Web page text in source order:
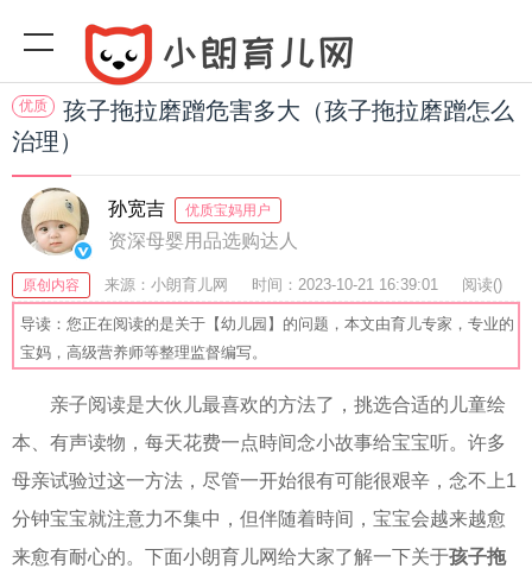
优质
孩子拖拉磨蹭危害多大（孩子拖拉磨蹭怎么
治理）
孙宽吉 优质宝妈用户
资深母婴用品选购达人
原创内容 来源：小朗育儿网 时间：2023-10-21 16:39:01 阅读()
收藏：25 分享：57 爆
导读：您正在阅读的是关于【幼儿园】的问题，本文由育儿专家，专业的
宝妈，高级营养师等整理监督编写。
亲子阅读是大伙儿最喜欢的方法了，挑选合适的儿童绘
本、有声读物，每天花费一点時间念小故事给宝宝听。许多
母亲试验过这一方法，尽管一开始很有可能很艰辛，念不上1
分钟宝宝就注意力不集中，但伴随着時间，宝宝会越来越愈
来愈有耐心的。下面小朗育儿网给大家了解一下关于孩子拖